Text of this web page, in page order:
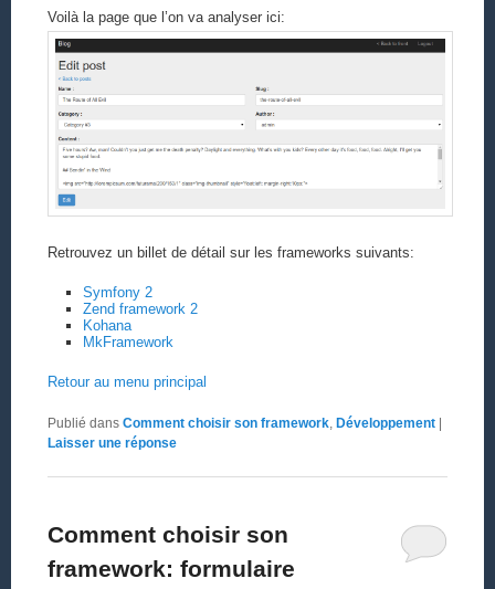
Voilà la page que l’on va analyser ici:
Retrouvez un billet de détail sur les frameworks suivants:
Symfony 2
Zend framework 2
Kohana
MkFramework
Retour au menu principal
Publié dans Comment choisir son framework, Développement |
Laisser une réponse
Comment choisir son
framework: formulaire